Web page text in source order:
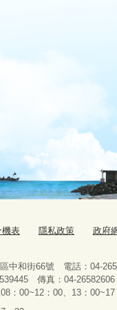
機表 隱私政策 政府
中和街66號 電話：04-
傳真：04-
：00~12：00、13：00~17